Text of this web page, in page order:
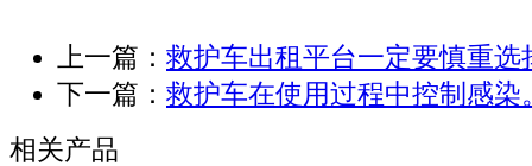
上一篇： 救护车出租平台一定要慎重选
下一篇： 救护车在使用过程中控制感染
相关产品